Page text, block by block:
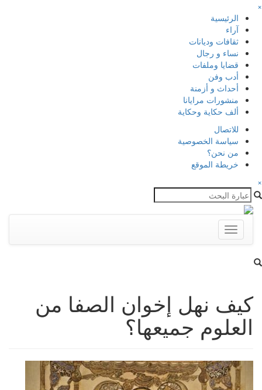
×
الرئيسية
آراء
ثقافات وديانات
نساء و رجال
قضايا وملفات
أدب وفن
أحداث و أزمنة
منشورات مرايانا
ألف حكاية وحكاية
للاتصال
سياسة الخصوصية
من نحن؟
خريطة الموقع
×
Toggle
navigation
كيف نهل إخوان الصفا من
العلوم جميعها؟